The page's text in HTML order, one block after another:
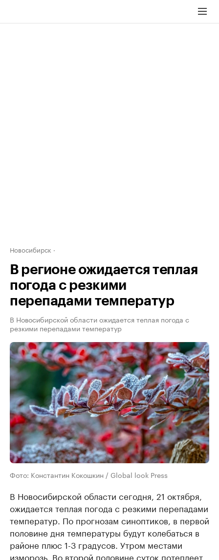
Новосибирск
В регионе ожидается теплая
погода с резкими
перепадами температур
В Новосибирской области ожидается теплая погода с
резкими перепадами температур
Фото: Константин Кокошкин / Global look Press
В Новосибирской области сегодня, 21 октября,
ожидается теплая погода с резкими перепадами
температур. По прогнозам синоптиков, в первой
половине дня температуры будут колебаться в
районе плюс 1-3 градусов. Утром местами
изморозь. Во второй половине суток потеплеет